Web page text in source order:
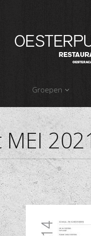
Groepen